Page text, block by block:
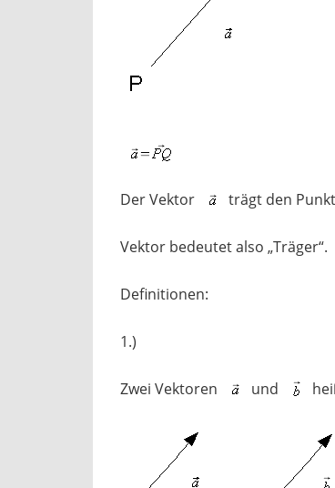
Der Vektor trägt den
Vektor bedeutet also „Träger“.
Definitionen:
1.)
Zwei Vektoren und